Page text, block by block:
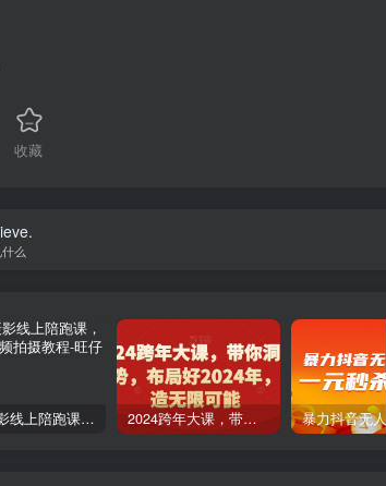
收藏
么
美食摄影线上陪跑课，美食短视频拍摄教程 2024跨年大课，​带你洞察趋势，布局好2024年，创造无限可能